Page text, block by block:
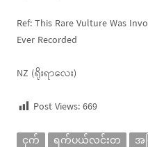
Ref: This Rare Vulture Was
Ever Recorded
NZ (ရိုးရာလေး)
Post Views:669
ငှက် ရက်ပယ်လင်းတ အ